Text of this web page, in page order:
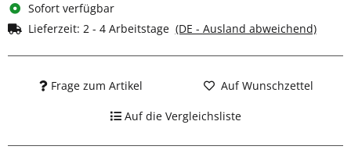
Sofort verfügbar
Lieferzeit: 2 - 4 Arbeitstage (DE - Ausland abweichend)
Frage zum Artikel Auf Wunschzettel
Auf die Vergleichsliste